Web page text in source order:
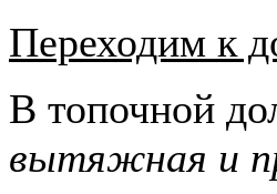
Переходим к
В топочной
вытяжная и